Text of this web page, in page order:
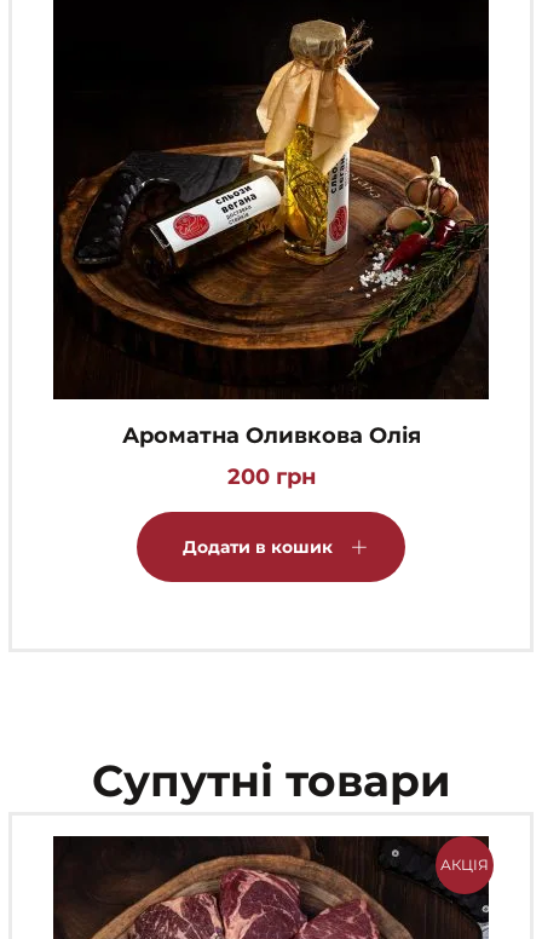
Ароматна Оливкова Олія
200 грн
Додати в кошик
Супутні товари
АКЦІЯ